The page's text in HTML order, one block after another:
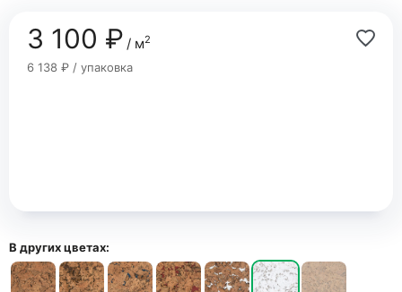
3 100 ₽/ м2
6 138 ₽ / упаковка
В других цветах: